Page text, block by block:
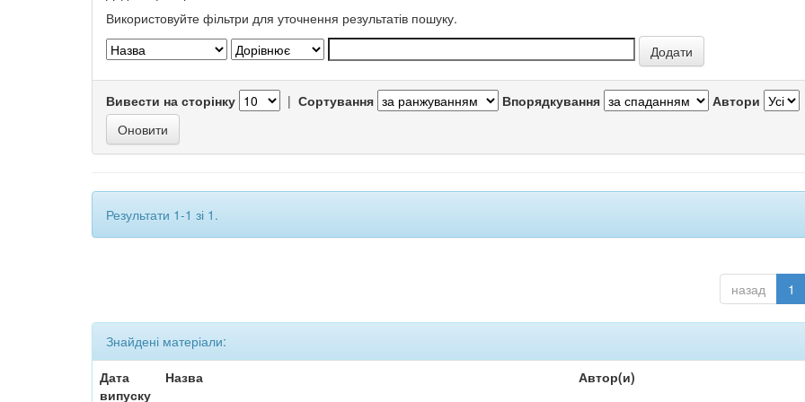
Використовуйте фільтри для уточнення результатів пошуку.
Вивести на сторінку | Сортування Впорядкування Автори
Результати 1-1 зі 1.
назад 1
Знайдені матеріали:
Дата
випуску
Назва Автор(и)